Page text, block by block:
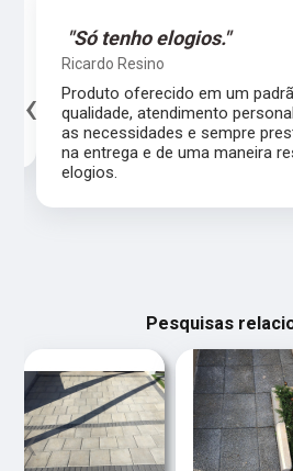
"Só tenho elogios."
Ricardo Resino
Produto oferecido em um
qualidade, atendimento
as necessidades e sempre
na entrega e de uma maneira
elogios.
‹
Pesquisas
‹